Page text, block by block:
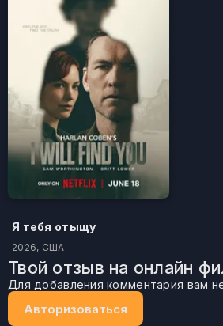
Я тебя отыщу
2026, США
Твой отзыв на онлайн
Для добавления комментария вам
Авторизоваться